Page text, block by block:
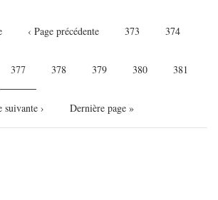
Page
précédente
‹ Page précédente Page
373 Page
374
Page
377 Page
378 Page
379 Page
380 Page
381
suivante › Dernière
Dernière page »